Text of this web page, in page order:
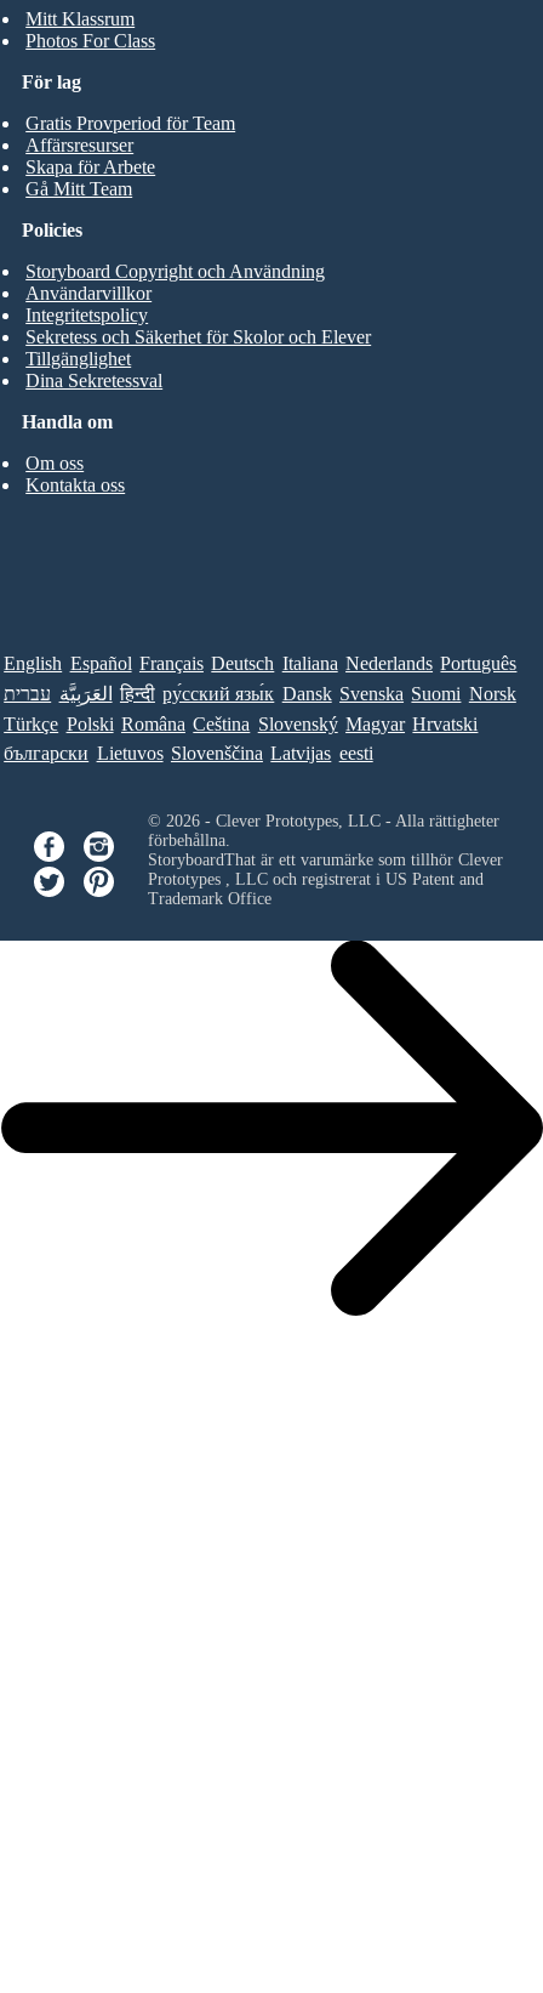
Mitt Klassrum
Photos For Class
För lag
Gratis Provperiod för Team
Affärsresurser
Skapa för Arbete
Gå Mitt Team
Handla om
Om oss
Kontakta oss
Policies
Storyboard Copyright och Användning
Användarvillkor
Integritetspolicy
Sekretess och Säkerhet för Skolor och Elever
Tillgänglighet
Dina Sekretessval
English Español Français Deutsch Italiana Nederlands Português
עברית العَرَبِيَّة हिन्दी ру́сский язы́к Dansk Svenska Suomi Norsk
Türkçe Polski Româna Ceština Slovenský Magyar Hrvatski
български Lietuvos Slovenščina Latvijas eesti
© 2026 - Clever Prototypes, LLC - Alla rättigheter
förbehållna.
StoryboardThat är ett varumärke som tillhör Clever
Prototypes , LLCoch registrerat i US Patent and
Trademark Office